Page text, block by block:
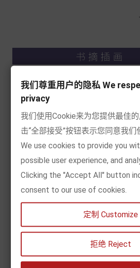
我们尊重用户的隐私 We
privacy
我们使用Cookie来为您提供最佳
击“全部接受”按钮表示您同意我们
We use cookies to provide you
possible user experience, and
Clicking the "Accept All" button
consent to our use of cookies.
定制 Customize
拒绝 Reject